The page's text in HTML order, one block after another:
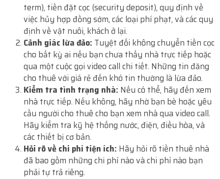
term), tiền đặt cọc (security deposit), quy định về
việc hủy hợp đồng sớm, các loại phí phạt, và các quy
định về vật nuôi, khách ở lại.
Cảnh giác lừa đảo: Tuyệt đối không chuyển tiền cọc
cho bất kỳ ai nếu bạn chưa thấy nhà trực tiếp hoặc
qua một cuộc gọi video call chi tiết. Những tin đăng
cho thuê với giá rẻ đến khó tin thường là lừa đảo.
Kiểm tra tình trạng nhà: Nếu có thể, hãy đến xem
nhà trực tiếp. Nếu không, hãy nhờ bạn bè hoặc yêu
cầu người cho thuê cho bạn xem nhà qua video call.
Hãy kiểm tra kỹ hệ thống nước, điện, điều hòa, và
các thiết bị cơ bản.
Hỏi rõ về chi phí tiện ích: Hãy hỏi rõ tiền thuê nhà
đã bao gồm những chi phí nào và chi phí nào bạn
phải tự trả riêng.